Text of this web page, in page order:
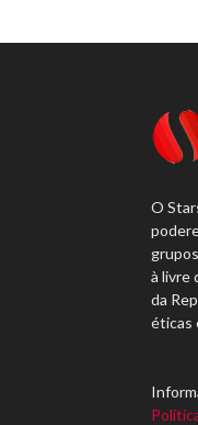
O
à livre
da
éticas